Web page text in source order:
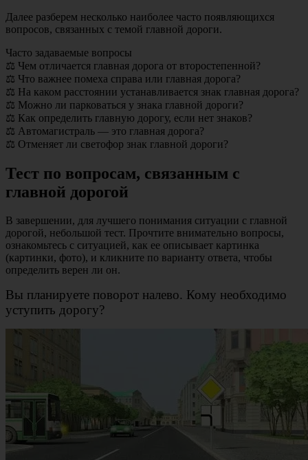
Далее разберем несколько наиболее часто появляющихся
вопросов, связанных с темой главной дороги.
Часто задаваемые вопросы
⚖️ Чем отличается главная дорога от второстепенной?
⚖️ Что важнее помеха справа или главная дорога?
⚖️ На каком расстоянии устанавливается знак главная дорога?
⚖️ Можно ли парковаться у знака главной дороги?
⚖️ Как определить главную дорогу, если нет знаков?
⚖️ Автомагистраль — это главная дорога?
⚖️ Отменяет ли светофор знак главной дороги?
Тест по вопросам, связанным с
главной дорогой
В завершении, для лучшего понимания ситуации с главной
дорогой, небольшой тест. Прочтите внимательно вопросы,
ознакомьтесь с ситуацией, как ее описывает картинка
(картинки, фото), и кликните по варианту ответа, чтобы
определить верен ли он.
Вы планируете поворот налево. Кому необходимо
уступить дорогу?